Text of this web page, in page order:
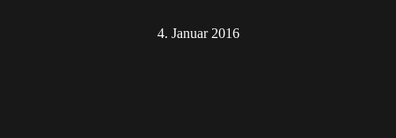
4. Januar 2016